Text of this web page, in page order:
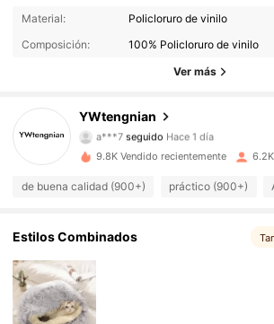
Material:
Policloruro de vinilo
Composición:
100% Policloruro de vinilo
Ver más
YWtengnian
119 Seguidores
a***7seguido
4,95
119 Seguidores
4,95 119 Seguidores
9.8K Vendido recientemente
de buena calidad (900+) práctico (900+)
Estilos Combinados